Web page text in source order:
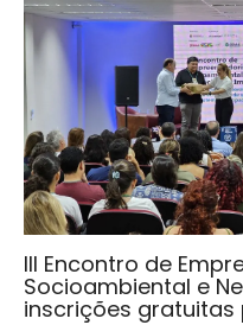
III Encontro de
Socioambiental e
inscrições gratuitas